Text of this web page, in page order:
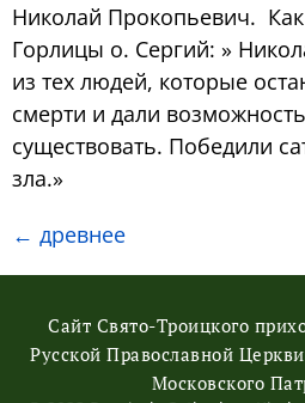
Николай Прокопьевич. Как
Горлицы о. Сергий: »
из тех людей, которые
смерти и дали
существовать. Победили
зла.»
← древнее
Сайт Свято-Троицкого
Русской Православной
Московского